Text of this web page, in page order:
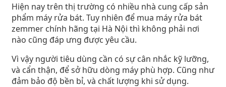
Hiện nay trên thị trường có nhiều nhà cung cấp sản
phẩm máy rửa bát. Tuy nhiên để mua máy rửa bát
zemmer chính hãng tại Hà Nội thì không phải nơi
nào cũng đáp ưng được yêu cầu.
Vì vậy người tiêu dùng cần có sự cân nhắc kỹ lưỡng,
và cẩn thận, để sở hữu dòng máy phù hợp. Cũng như
đảm bảo độ bền bỉ, và chất lượng khi sử dụng.